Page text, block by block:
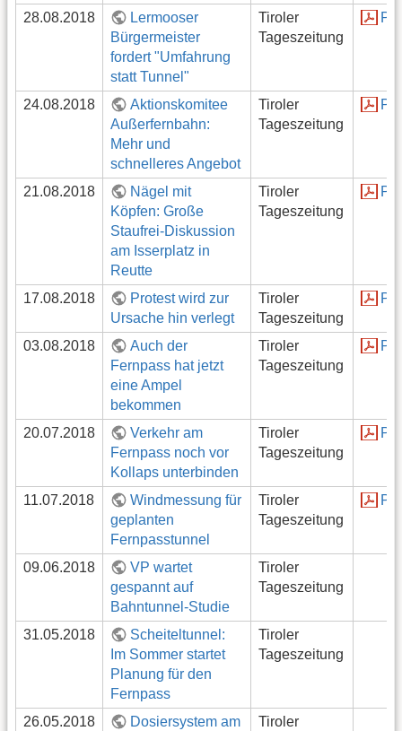
28.08.2018
Lermooser
Bürgermeister
fordert "Umfahrung
statt Tunnel"
Tiroler
Tageszeitung
24.08.2018
Aktionskomitee
Außerfernbahn:
Mehr und
schnelleres Angebot
Tiroler
Tageszeitung
21.08.2018
Nägel mit
Köpfen: Große
Staufrei-Diskussion
am Isserplatz in
Reutte
Tiroler
Tageszeitung
17.08.2018
Protest wird zur
Ursache hin verlegt
Tiroler
Tageszeitung
03.08.2018
Auch der
Fernpass hat jetzt
eine Ampel
bekommen
Tiroler
Tageszeitung
20.07.2018
Verkehr am
Fernpass noch vor
Kollaps unterbinden
Tiroler
Tageszeitung
11.07.2018
Windmessung für
geplanten
Fernpasstunnel
Tiroler
Tageszeitung
09.06.2018
VP wartet
gespannt auf
Bahntunnel-Studie
Tiroler
Tageszeitung
31.05.2018
Scheiteltunnel:
Im Sommer startet
Planung für den
Fernpass
Tiroler
Tageszeitung
26.05.2018
Dosiersystem am
Tiroler